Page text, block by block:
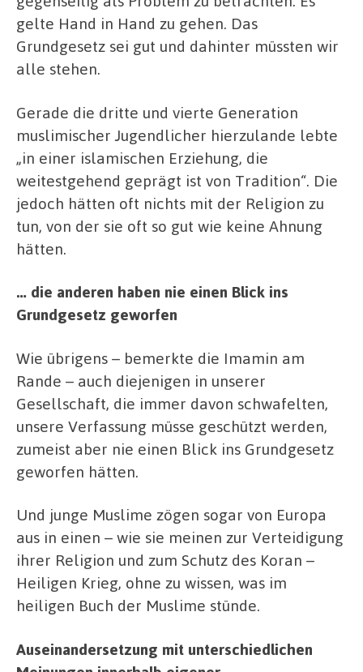
gelte Hand in Hand zu gehen. Das
Grundgesetz sei gut und dahinter müssten wir
alle stehen.
Gerade die dritte und vierte Generation
muslimischer Jugendlicher hierzulande lebte
„in einer islamischen Erziehung, die
weitestgehend geprägt ist von Tradition“. Die
jedoch hätten oft nichts mit der Religion zu
tun, von der sie oft so gut wie keine Ahnung
hätten.
… die anderen haben nie einen Blick ins
Grundgesetz geworfen
Wie übrigens – bemerkte die Imamin am
Rande – auch diejenigen in unserer
Gesellschaft, die immer davon schwafelten,
unsere Verfassung müsse geschützt werden,
zumeist aber nie einen Blick ins Grundgesetz
geworfen hätten.
Und junge Muslime zögen sogar von Europa
aus in einen – wie sie meinen zur Verteidigung
ihrer Religion und zum Schutz des Koran –
Heiligen Krieg, ohne zu wissen, was im
heiligen Buch der Muslime stünde.
Auseinandersetzung mit unterschiedlichen